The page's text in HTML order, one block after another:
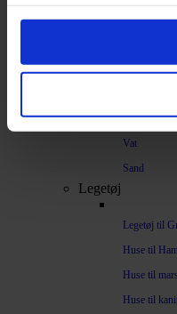
Savsmuld
Bommuld
Træpiller
Vat
Sand
Legetøj
Legetøj til
Huse til
Huse til
Huse til